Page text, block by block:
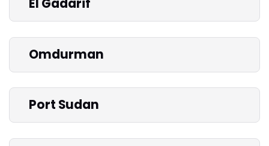
El Gadarif
Omdurman
Port Sudan